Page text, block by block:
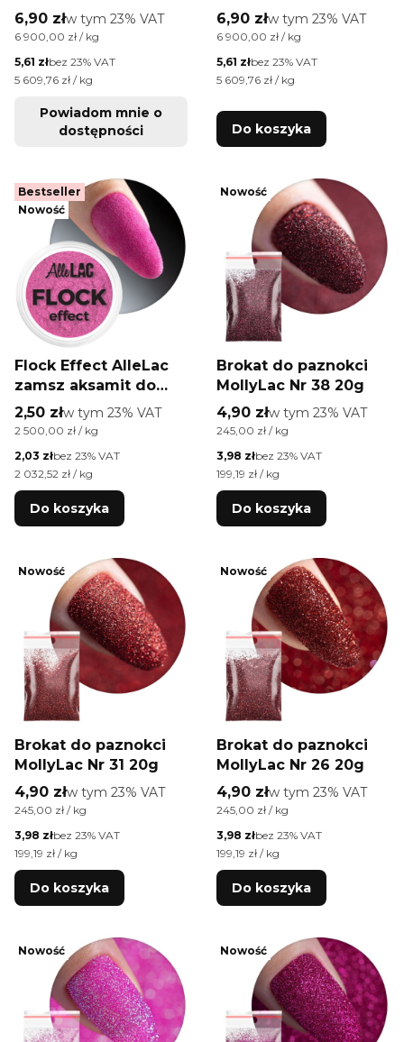
AlleLac Allure 1g Nr 5
Cena brutto
6,90 złw tym %s VAT
w tym 23% VAT
Cena jednostkowa brutto
6 900,00 zł / kg
Cena netto
5,61 złbez 23% VAT
Cena jednostkowa netto
5 609,76 zł / kg
Powiadom mnie o
dostępności
AlleLac Purple 1g Nr 4
Cena brutto
6,90 złw tym %s VAT
w tym 23% VAT
Cena jednostkowa brutto
6 900,00 zł / kg
Cena netto
5,61 złbez 23% VAT
Cena jednostkowa netto
5 609,76 zł / kg
Do koszyka
Bestseller
Nowość
Flock Effect AlleLac
zamsz aksamit do
paznokci Nr 4
Cena brutto
2,50 złw tym %s VAT
w tym 23% VAT
Cena jednostkowa brutto
2 500,00 zł / kg
Cena netto
2,03 złbez 23% VAT
Cena jednostkowa netto
2 032,52 zł / kg
Do koszyka
Nowość
Brokat do paznokci
MollyLac Nr 38 20g
Cena brutto
4,90 złw tym %s VAT
w tym 23% VAT
Cena jednostkowa brutto
245,00 zł / kg
Cena netto
3,98 złbez 23% VAT
Cena jednostkowa netto
199,19 zł / kg
Do koszyka
Nowość
Brokat do paznokci
MollyLac Nr 31 20g
Cena brutto
4,90 złw tym %s VAT
w tym 23% VAT
Cena jednostkowa brutto
245,00 zł / kg
Cena netto
3,98 złbez 23% VAT
Cena jednostkowa netto
199,19 zł / kg
Do koszyka
Nowość
Brokat do paznokci
MollyLac Nr 26 20g
Cena brutto
4,90 złw tym %s VAT
w tym 23% VAT
Cena jednostkowa brutto
245,00 zł / kg
Cena netto
3,98 złbez 23% VAT
Cena jednostkowa netto
199,19 zł / kg
Do koszyka
Nowość Nowość